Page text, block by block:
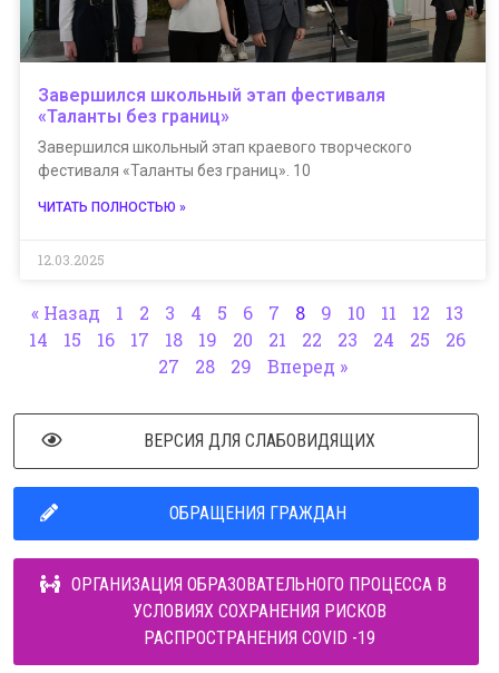
Завершился школьный этап фестиваля
«Таланты без границ»
Завершился школьный этап краевого творческого
фестиваля «Таланты без границ». 10
ЧИТАТЬ ПОЛНОСТЬЮ »
12.03.2025
« Назад 1 2 3 4 5 6 7 8 9 10 11 12
13
14
15 16 17 18 19 20 21 22 23 24 25
26
27
28 29 Вперед »
ВЕРСИЯ ДЛЯ СЛАБОВИДЯЩИХ
ОБРАЩЕНИЯ ГРАЖДАН
ОРГАНИЗАЦИЯ ОБРАЗОВАТЕЛЬНОГО ПРОЦЕССА В
УСЛОВИЯХ СОХРАНЕНИЯ РИСКОВ
РАСПРОСТРАНЕНИЯ COVID -19